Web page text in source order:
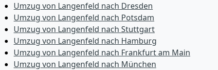
Umzug von Langenfeld nach Dresden
Umzug von Langenfeld nach Potsdam
Umzug von Langenfeld nach Stuttgart
Umzug von Langenfeld nach Hamburg
Umzug von Langenfeld nach Frankfurt am Main
Umzug von Langenfeld nach München